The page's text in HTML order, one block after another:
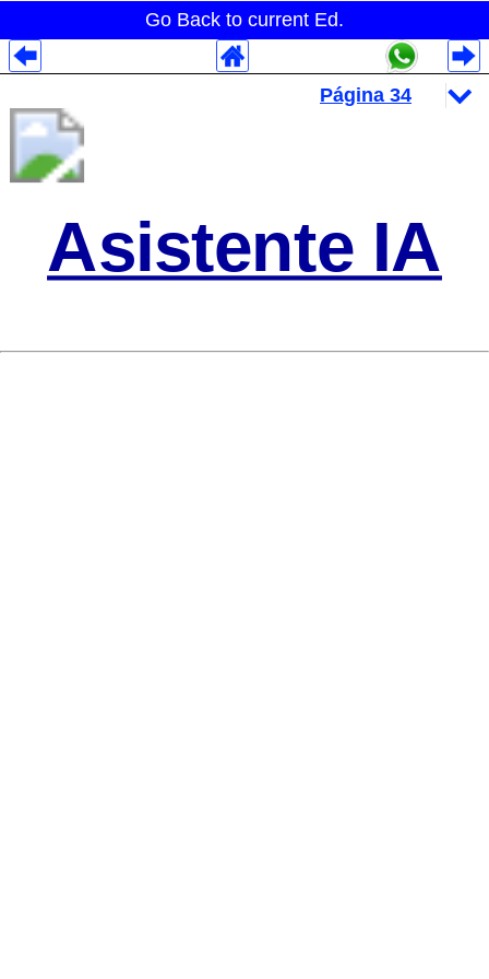
Go Back to current Ed.
Asistente IA
Despliegues Analytics
Despliegues Totales
Despliegues por Rubros